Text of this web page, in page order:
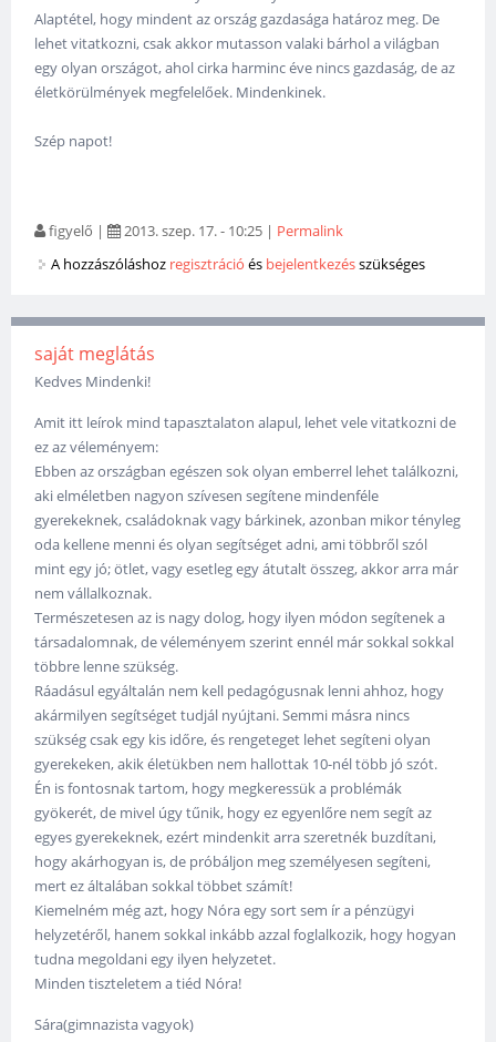
Alaptétel, hogy mindent az ország gazdasága határoz meg. De
lehet vitatkozni, csak akkor mutasson valaki bárhol a világban
egy olyan országot, ahol cirka harminc éve nincs gazdaság, de az
életkörülmények megfelelőek. Mindenkinek.
Szép napot!
figyelő | 2013. szep. 17. - 10:25 | Permalink
A hozzászóláshoz regisztráció és bejelentkezésszükséges
saját meglátás
Kedves Mindenki!
Amit itt leírok mind tapasztalaton alapul, lehet vele vitatkozni de
ez az véleményem:
Ebben az országban egészen sok olyan emberrel lehet találkozni,
aki elméletben nagyon szívesen segítene mindenféle
gyerekeknek, családoknak vagy bárkinek, azonban mikor tényleg
oda kellene menni és olyan segítséget adni, ami többről szól
mint egy jó; ötlet, vagy esetleg egy átutalt összeg, akkor arra már
nem vállalkoznak.
Természetesen az is nagy dolog, hogy ilyen módon segítenek a
társadalomnak, de véleményem szerint ennél már sokkal sokkal
többre lenne szükség.
Ráadásul egyáltalán nem kell pedagógusnak lenni ahhoz, hogy
akármilyen segítséget tudjál nyújtani. Semmi másra nincs
szükség csak egy kis időre, és rengeteget lehet segíteni olyan
gyerekeken, akik életükben nem hallottak 10-nél több jó szót.
Én is fontosnak tartom, hogy megkeressük a problémák
gyökerét, de mivel úgy tűnik, hogy ez egyenlőre nem segít az
egyes gyerekeknek, ezért mindenkit arra szeretnék buzdítani,
hogy akárhogyan is, de próbáljon meg személyesen segíteni,
mert ez általában sokkal többet számít!
Kiemelném még azt, hogy Nóra egy sort sem ír a pénzügyi
helyzetéről, hanem sokkal inkább azzal foglalkozik, hogy hogyan
tudna megoldani egy ilyen helyzetet.
Minden tiszteletem a tiéd Nóra!
Sára(gimnazista vagyok)